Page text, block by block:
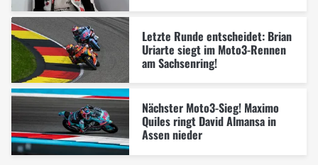
Letzte Runde entscheidet: Brian
Uriarte siegt im Moto3-Rennen
am Sachsenring!
Nächster Moto3-Sieg! Maximo
Quiles ringt David Almansa in
Assen nieder